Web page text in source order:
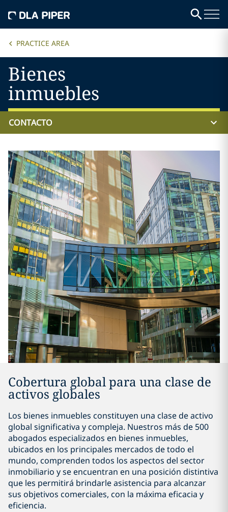
PRACTICE AREA
Bienes
inmuebles
CONTACTO
Cobertura global para una clase de
activos globales
Los bienes inmuebles constituyen una clase de activo
global significativa y compleja. Nuestros más de 500
abogados especializados en bienes inmuebles,
ubicados en los principales mercados de todo el
mundo, comprenden todos los aspectos del sector
inmobiliario y se encuentran en una posición distintiva
que les permitirá brindarle asistencia para alcanzar
sus objetivos comerciales, con la máxima eficacia y
eficiencia.